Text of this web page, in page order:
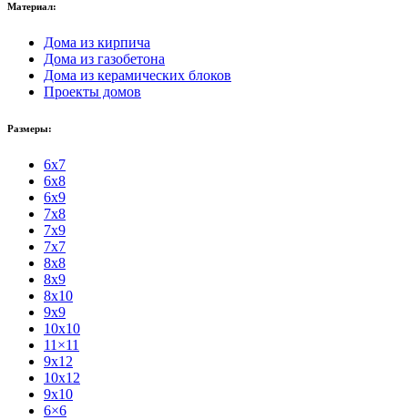
Материал:
Дома из кирпича
Дома из газобетона
Дома из керамических блоков
Проекты домов
Размеры:
6x7
6x8
6x9
7x8
7x9
7x7
8x8
8x9
8x10
9x9
10x10
11×11
9x12
10x12
9x10
6×6